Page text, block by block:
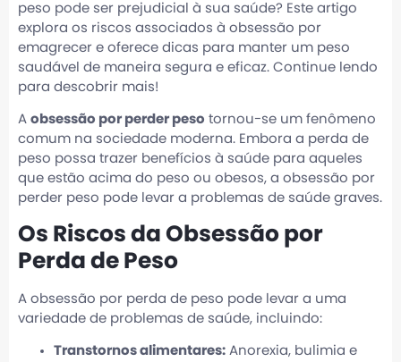
peso pode ser prejudicial à sua saúde? Este artigo
explora os riscos associados à obsessão por
emagrecer e oferece dicas para manter um peso
saudável de maneira segura e eficaz. Continue lendo
para descobrir mais!
A obsessão por perder peso tornou-se um fenômeno
comum na sociedade moderna. Embora a perda de
peso possa trazer benefícios à saúde para aqueles
que estão acima do peso ou obesos, a obsessão por
perder peso pode levar a problemas de saúde graves.
Os Riscos da Obsessão por
Perda de Peso
A obsessão por perda de peso pode levar a uma
variedade de problemas de saúde, incluindo:
Transtornos alimentares: Anorexia, bulimia e